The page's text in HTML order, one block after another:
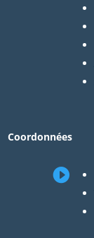
Coordonnées
